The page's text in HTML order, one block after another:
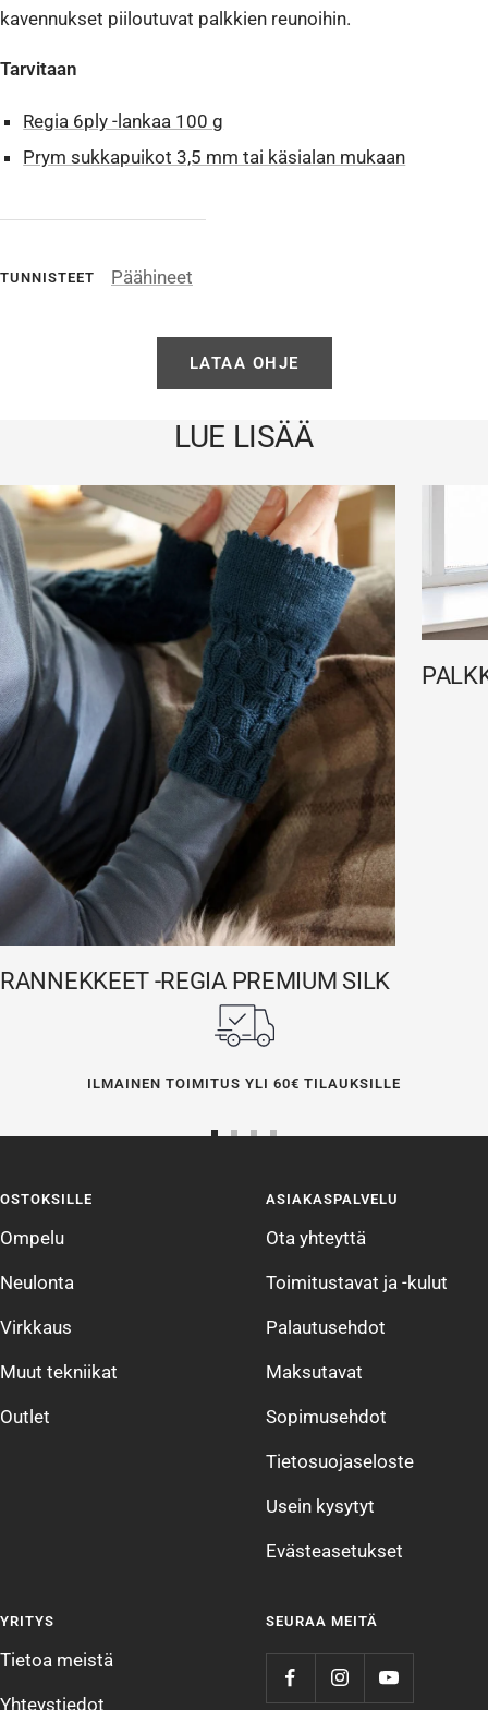
TUNNISTEET Päähineet
kavennukset piiloutuvat palkkien reunoihin.
Tarvitaan
Regia 6ply -lankaa 100 g
Prym sukkapuikot 3,5 mm tai käsialan mukaan
LATAA OHJE
LUE LISÄÄ
RANNEKKEET -REGIA PREMIUM SILK
ILMAINEN TOIMITUS YLI 60€ TILAUKSILLE
4
OSTOKSILLE
Ompelu
Neulonta
Virkkaus
Muut tekniikat
Outlet
ASIAKASPALVELU
Ota yhteyttä
Toimitustavat ja -kulut
Palautusehdot
Maksutavat
Sopimusehdot
Tietosuojaseloste
Usein kysytyt
Evästeasetukset
YRITYS
Tietoa meistä
Yhteystiedot
SEURAA MEITÄ